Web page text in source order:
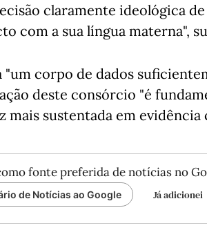
claramente ideológica
com a sua língua materna",
"um corpo de dados
deste consórcio "é
mais sustentada em evidência
fonte preferida de notícias no
de Notícias ao Google Já adicionei